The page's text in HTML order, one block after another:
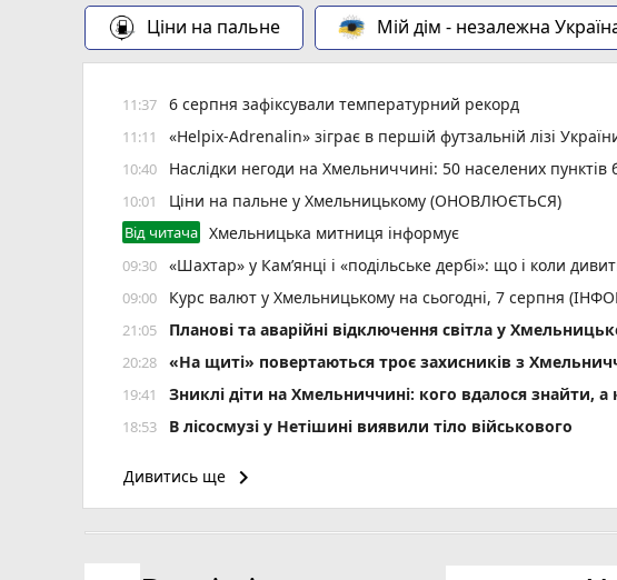
Ціни на пальне Мій дім - незалежна
11:37 6 серпня зафіксували температурний рекорд
11:11 «Helpix-Adrenalin» зіграє в першій футзальній лізі
10:40 Наслідки негоди на Хмельниччині: 50 населених пунктів
10:01 Ціни на пальне у Хмельницькому (ОНОВЛЮЄТЬСЯ)
Від читача Хмельницька митниця інформує
09:30 «Шахтар» у Камʼянці і «подільське дербі»: що і коли
09:00 Курс валют у Хмельницькому на сьогодні, 7 серпня
21:05 Планові та аварійні відключення світла у
20:28 «На щиті» повертаються троє захисників з
19:41 Зниклі діти на Хмельниччині: кого вдалося знайти,
18:53 В лісосмузі у Нетішині виявили тіло військового
17:29 7 серпня у Хмельницькому попрощаються з двома
Дивитись ще keyboard_arrow_right